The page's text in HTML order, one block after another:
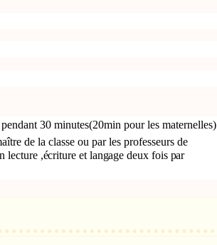
30 minutes(20min pour les maternelles)
de la classe ou par les professeurs de
lecture ,écriture et langage deux fois par